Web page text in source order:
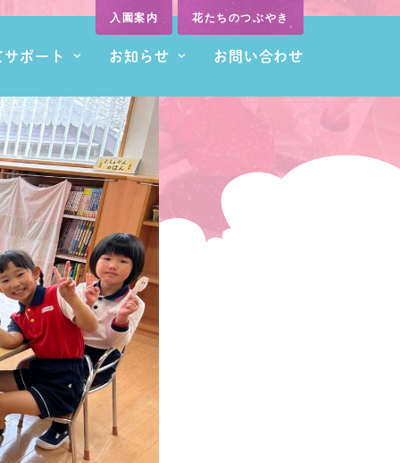
入園案内 花たちのつぶやき
サポート お知らせ お問い合わせ